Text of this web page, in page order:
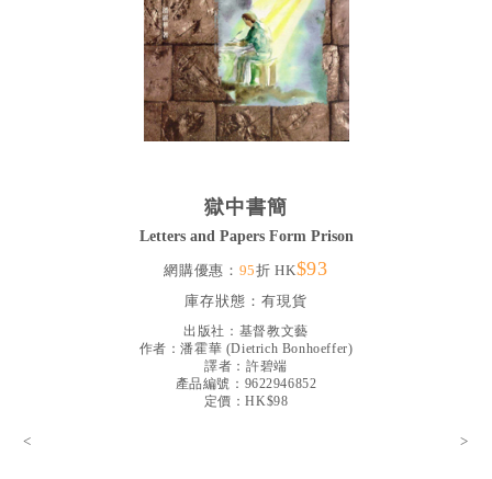
教會歷史
靈修／禱告
信徒生活
教會事工
哲學／宗教比較
獄中書簡
Letters and Papers Form Prison
網購優惠： 95折 HK$93
庫存狀態： 有現貨
出版社： 基督教文藝
作者：潘霍華 (Dietrich Bonhoeffer)
譯者： 許碧端
產品編號：9622946852
定價：HK$98
< >